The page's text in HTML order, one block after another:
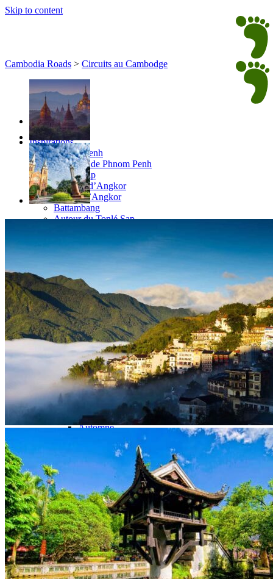
Skip to content
Inspirations
Phnom Penh
Environs de Phnom Penh
Siem Reap
Temples d’Angkor
Autour d’Angkor
Battambang
Autour du Tonlé Sap
Côte Sud Cambodge
Circuits
Organisation
Petit groupe
Sur-mesure
Envies et inspirations voyages
Les Grands Classiques
Voyage en Famille
Séjour Nature
Voyage Luxe au Cambodge
Où partir ?
Cambodge + Laos
Cambodge + Vietnam
Quand voyager ?
Printemps
Été
Automne
Infos pratiques
Préparer son voyage
Avant le départ : conseils & FAQ
Hôtels partenaires
Meilleurs restaurants
Météo et climat
Présentation du Cambodge
Notre agence
Notre agence au Cambodge
Réseau Asian Roads
Garanties et engagements Asian Roads
Avis de nos voyageurs
Cambodia Roads > Circuits au Cambodge